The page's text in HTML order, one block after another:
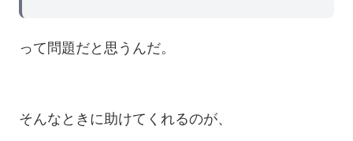
って問題だと思うんだ。
そんなときに助けてくれるのが、